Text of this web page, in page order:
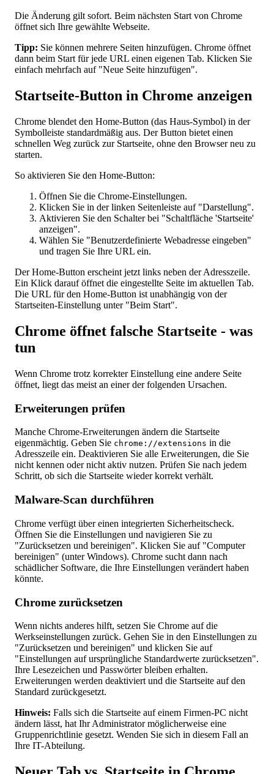
Die Änderung gilt sofort. Beim nächsten Start von Chrome
öffnet sich Ihre gewählte Webseite.
Tipp: Sie können mehrere Seiten hinzufügen. Chrome öffnet
dann beim Start für jede URL einen eigenen Tab. Klicken Sie
einfach mehrfach auf "Neue Seite hinzufügen".
Startseite-Button in Chrome anzeigen
Chrome blendet den Home-Button (das Haus-Symbol) in der
Symbolleiste standardmäßig aus. Der Button bietet einen
schnellen Weg zurück zur Startseite, ohne den Browser neu zu
starten.
So aktivieren Sie den Home-Button:
Öffnen Sie die Chrome-Einstellungen.
Klicken Sie in der linken Seitenleiste auf "Darstellung".
Aktivieren Sie den Schalter bei "Schaltfläche 'Startseite'
anzeigen".
Wählen Sie "Benutzerdefinierte Webadresse eingeben"
und tragen Sie Ihre URL ein.
Der Home-Button erscheint jetzt links neben der Adresszeile.
Ein Klick darauf öffnet die eingestellte Seite im aktuellen Tab.
Die URL für den Home-Button ist unabhängig von der
Startseiten-Einstellung unter "Beim Start".
Chrome öffnet falsche Startseite - was
tun
Wenn Chrome trotz korrekter Einstellung eine andere Seite
öffnet, liegt das meist an einer der folgenden Ursachen.
Erweiterungen prüfen
Manche Chrome-Erweiterungen ändern die Startseite
eigenmächtig. Geben Sie chrome://extensions in die
Adresszeile ein. Deaktivieren Sie alle Erweiterungen, die Sie
nicht kennen oder nicht aktiv nutzen. Prüfen Sie nach jedem
Schritt, ob sich die Startseite wieder korrekt verhält.
Malware-Scan durchführen
Chrome verfügt über einen integrierten Sicherheitscheck.
Öffnen Sie die Einstellungen und navigieren Sie zu
"Zurücksetzen und bereinigen". Klicken Sie auf "Computer
bereinigen" (unter Windows). Chrome sucht dann nach
schädlicher Software, die Ihre Einstellungen verändert haben
könnte.
Chrome zurücksetzen
Wenn nichts anderes hilft, setzen Sie Chrome auf die
Werkseinstellungen zurück. Gehen Sie in den Einstellungen zu
"Zurücksetzen und bereinigen" und klicken Sie auf
"Einstellungen auf ursprüngliche Standardwerte zurücksetzen".
Ihre Lesezeichen und Passwörter bleiben erhalten.
Erweiterungen werden deaktiviert und die Startseite auf den
Standard zurückgesetzt.
Hinweis: Falls sich die Startseite auf einem Firmen-PC nicht
ändern lässt, hat Ihr Administrator möglicherweise eine
Gruppenrichtlinie gesetzt. Wenden Sie sich in diesem Fall an
Ihre IT-Abteilung.